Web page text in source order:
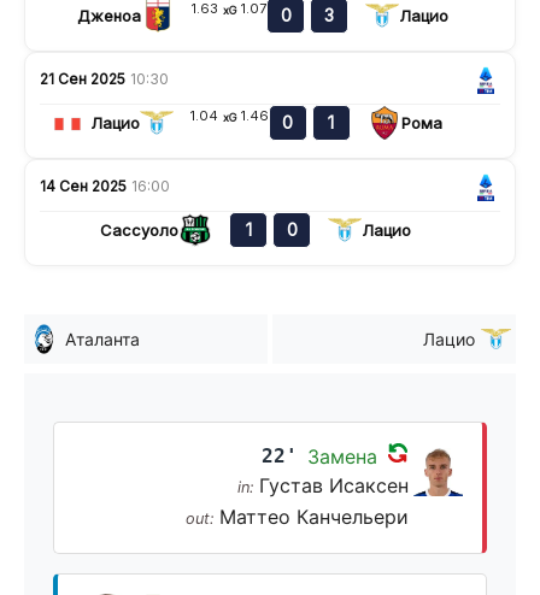
Дженоа 1.63 xG 1.07 0 3 Лацио
21 Сен 2025 10:30
Лацио 1.04 xG 1.46 0 1 Рома
14 Сен 2025 16:00
Сассуоло 1 0 Лацио
Аталанта Лацио
22' Замена
in: Густав Исаксен
out: Маттео Канчельери